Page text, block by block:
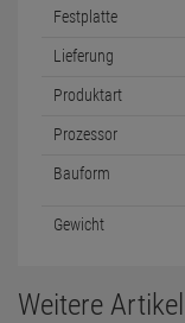
Festplatte
Lieferung
Produktart
Prozessor
Bauform
Gewicht
Weitere